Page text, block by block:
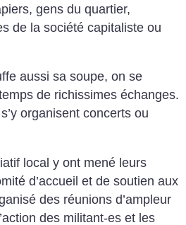
gens du quartier,
de la société capitaliste ou
aussi sa soupe, on se
de richissimes échanges.
organisent concerts ou
local y ont mené leurs
d’accueil et de soutien aux
des réunions d’ampleur
des militant-es et les